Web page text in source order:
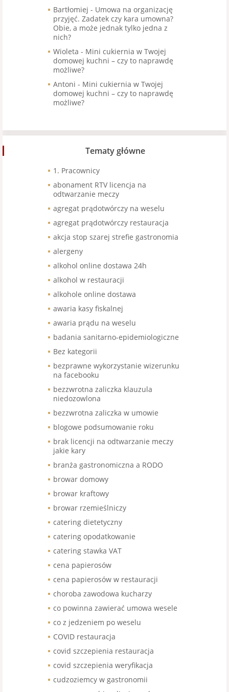
Bartłomiej - Umowa na organizację
przyjęć. Zadatek czy kara umowna?
Obie, a może jednak tylko jedna z
nich?
Wioleta - Mini cukiernia w Twojej
domowej kuchni – czy to naprawdę
możliwe?
Antoni - Mini cukiernia w Twojej
domowej kuchni – czy to naprawdę
możliwe?
Tematy główne
1. Pracownicy
abonament RTV licencja na
odtwarzanie meczy
agregat prądotwórczy na weselu
agregat prądotwórczy restauracja
akcja stop szarej strefie gastronomia
alergeny
alkohol online dostawa 24h
alkohol w restauracji
alkohole online dostawa
awaria kasy fiskalnej
awaria prądu na weselu
badania sanitarno-epidemiologiczne
Bez kategorii
bezprawne wykorzystanie wizerunku
na facebooku
bezzwrotna zaliczka klauzula
niedozowlona
bezzwrotna zaliczka w umowie
blogowe podsumowanie roku
brak licencji na odtwarzanie meczy
jakie kary
branża gastronomiczna a RODO
browar domowy
browar kraftowy
browar rzemieślniczy
catering dietetyczny
catering opodatkowanie
catering stawka VAT
cena papierosów
cena papierosów w restauracji
choroba zawodowa kucharzy
co powinna zawierać umowa wesele
co z jedzeniem po weselu
COVID restauracja
covid szczepienia restauracja
covid szczepienia weryfikacja
cudzoziemcy w gastronomii